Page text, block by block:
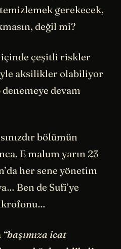
gerekecek,
değil mi?
çeşitli riskler
aksilikler olabiliyor
devam
bölümün
E malum yarın 23
her sene yönetim
Ben de Sufi’ye
“başımıza icat